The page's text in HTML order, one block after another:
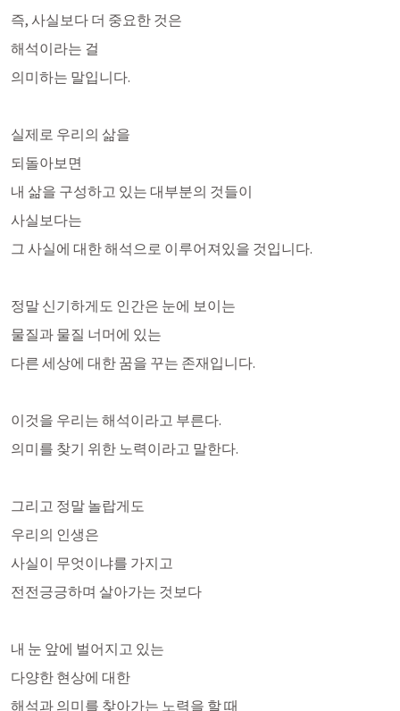
즉, 사실보다 더 중요한 것은
해석이라는 걸
의미하는 말입니다.
실제로 우리의 삶을
되돌아보면
내 삶을 구성하고 있는 대부분의 것들이
사실보다는
그 사실에 대한 해석으로 이루어져있을 것입니다.
정말 신기하게도 인간은 눈에 보이는
물질과 물질 너머에 있는
다른 세상에 대한 꿈을 꾸는 존재입니다.
이것을 우리는 해석이라고 부른다.
의미를 찾기 위한 노력이라고 말한다.
그리고 정말 놀랍게도
우리의 인생은
사실이 무엇이냐를 가지고
전전긍긍하며 살아가는 것보다
내 눈 앞에 벌어지고 있는
다양한 현상에 대한
해석과 의미를 찾아가는 노력을 할 때